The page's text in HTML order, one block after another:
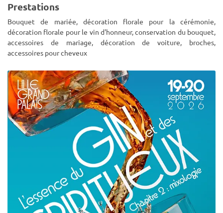
Prestations
Bouquet de mariée, décoration florale pour la cérémonie,
décoration florale pour le vin d'honneur, conservation du bouquet,
accessoires de mariage, décoration de voiture, broches,
accessoires pour cheveux